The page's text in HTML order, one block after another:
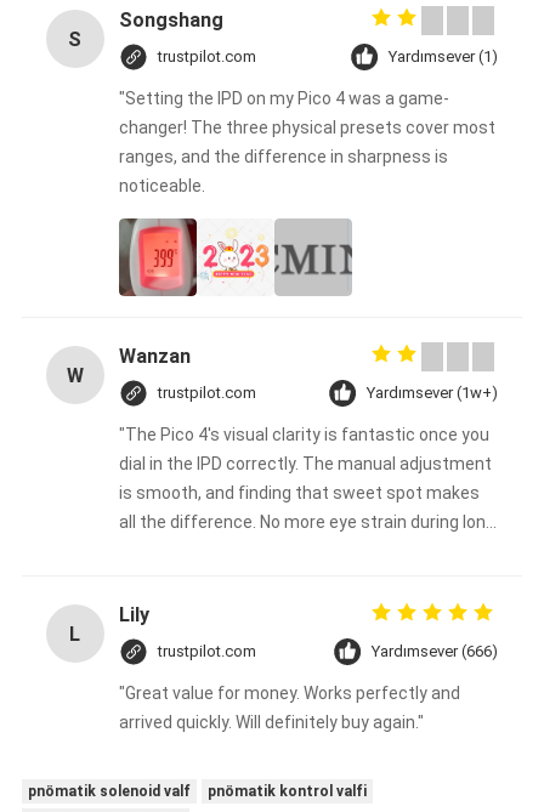
S
Songshang
trustpilot.com Yardımsever (1)
"Setting the IPD on my Pico 4 was a game-
changer! The three physical presets cover most
ranges, and the difference in sharpness is
noticeable.
W
Wanzan
trustpilot.com Yardımsever (1w+)
"The Pico 4's visual clarity is fantastic once you
dial in the IPD correctly. The manual adjustment
is smooth, and finding that sweet spot makes
all the difference. No more eye strain during long
fantastic once you dial in the IPD correctly. The
manual adjustment is smooth, and finding that
sweet spot makes all the difference. No more
eye strain during long sessions. Highly
recommend taking the time to set it up
once you dial in the IPD correctly. The manual
L
Lily
trustpilot.com Yardımsever (666)
"Great value for money. Works perfectly and
arrived quickly. Will definitely buy again."
pnömatik solenoid valf
pnömatik kontrol valfi